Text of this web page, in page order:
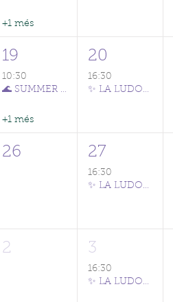
+1 més
19
10:30
🌊 SUMMER CLUB POOL PARTY 💦
+1 més
20
16:30
✨ LA LUDOTECA DEL CLUB ✨
26 27
16:30
✨ LA LUDOTECA DEL CLUB ✨
2 3
16:30
✨ LA LUDOTECA DEL CLUB ✨